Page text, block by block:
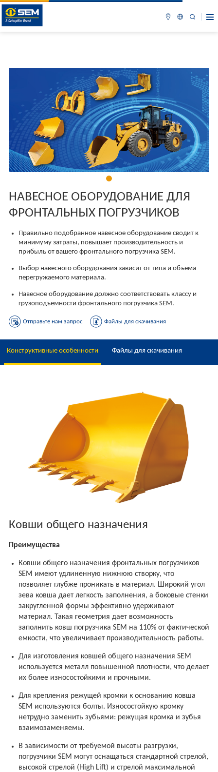
НАВЕСНОЕ ОБОРУДОВАНИЕ ДЛЯ
ФРОНТАЛЬНЫХ ПОГРУЗЧИКОВ
Правильно подобранное навесное оборудование сводит к
минимуму затраты, повышает производительность и
прибыль от вашего фронтального погрузчика SEM.
Выбор навесного оборудования зависит от типа и объема
перегружаемого материала.
Навесное оборудование должно соответствовать классу и
грузоподъемности фронтального погрузчика SEM.
Отправьте нам запрос Файлы для скачивания
Конструктивные особенности Файлы для скачивания
Ковши общего назначения
Преимущества
Ковши общего назначения фронтальных погрузчиков
SEM имеют удлиненную нижнюю створку, что
позволяет глубже проникать в материал. Широкий угол
зева ковша дает легкость заполнения, а боковые стенки
закругленной формы эффективно удерживают
материал. Такая геометрия дает возможность
заполнить ковш погрузчика SEM на 110% от фактической
емкости, что увеличивает производительность работы.
Для изготовления ковшей общего назначения SEM
используется металл повышенной плотности, что делает
их более износостойкими и прочными.
Для крепления режущей кромки к основанию ковша
SEM используются болты. Износостойкую кромку
нетрудно заменить зубьями: режущая кромка и зубья
взаимозаменяемы.
В зависимости от требуемой высоты разгрузки,
погрузчики SEM могут оснащаться стандартной стрелой,
высокой стрелой (High Lift) и стрелой максимальной